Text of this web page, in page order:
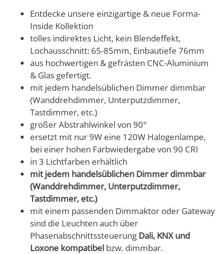
Entdecke unsere einzigartige & neue Forma-
Inside Kollektion
tolles indirektes Licht, kein Blendeffekt,
Lochausschnitt: 65-85mm, Einbautiefe 76mm
aus hochwertigen & gefrästen CNC-Aluminium
& Glas gefertigt.
mit jedem handelsüblichen Dimmer dimmbar
(Wanddrehdimmer, Unterputzdimmer,
Tastdimmer, etc.)
großer Abstrahlwinkel von 90°
ersetzt mit nur 9W eine 120W Halogenlampe,
bei einer hohen Farbwiedergabe von 90 CRI
in 3 Lichtfarben erhältlich
mit jedem handelsüblichen Dimmer dimmbar
(Wanddrehdimmer, Unterputzdimmer,
Tastdimmer, etc.)
mit einem passenden Dimmaktor oder Gateway
sind die Leuchten auch über
Phasenabschnittssteuerung Dali, KNX und
Loxone kompatibel bzw. dimmbar.